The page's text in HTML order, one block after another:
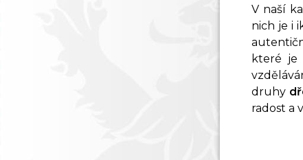
V naší
nich je i
které je
druhy
radost a